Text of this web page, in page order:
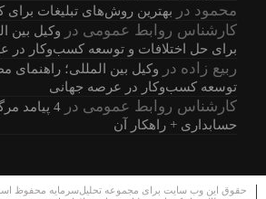
محمود در بهترین روش‌های تبلیغات
کارشناس روابط عمومی در
وکیل بین
برای حل اختلافات و توسعه کسب‌وکار در
ربیع زاده در
وکیل بین المللی؛ راهنمای
توسعه کسب‌وکار در عرصه جهانی
کارشناس روابط عمومی در
4 پیامد
حسابداری + راهکار آن
حقوق این وب سایت برای مجموعه تحلیل‌سرمایه محفوظ